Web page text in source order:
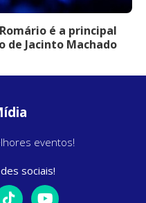
é a principal
de Jacinto Machado
eventos!
sociais!